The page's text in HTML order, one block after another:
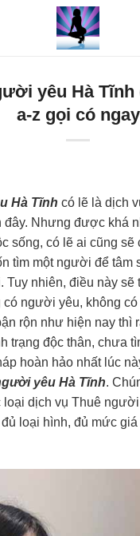
yêu Hà
a-z gọi có ngay
Hà Tĩnh có lẽ là dịch
đây. Nhưng được khá
sống, có lẽ ai cũng sẽ
tìm một người để tâm
Tuy nhiên, điều này sẽ
người yêu, không
rộn như hiện nay thì
trạng độc thân, chưa
hoàn hảo nhất lúc
yêu Hà Tĩnh.
loại dịch vụ Thuê
loại hình, đủ mức